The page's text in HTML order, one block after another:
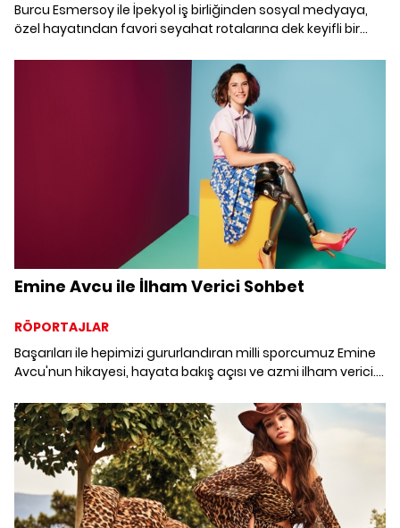
Burcu Esmersoy ile İpekyol iş birliğinden sosyal medyaya,
özel hayatından favori seyahat rotalarına dek keyifli bir
Emine Avcu ile İlham Verici Sohbet
RÖPORTAJLAR
Başarıları ile hepimizi gururlandıran milli sporcumuz Emine
Avcu'nun hikayesi, hayata bakış açısı ve azmi ilham verici.
araya geldik.